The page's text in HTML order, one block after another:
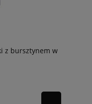
z bursztynem w